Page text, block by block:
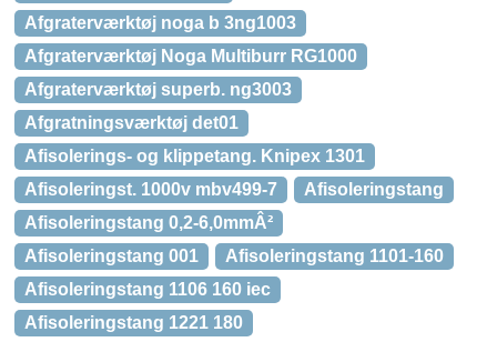
Afgraterværktøj noga b 3ng1003
Afgraterværktøj Noga Multiburr RG1000
Afgraterværktøj superb. ng3003
Afgratningsværktøj det01
Afisolerings- og klippetang. Knipex 1301
Afisoleringst. 1000v mbv499-7
Afisoleringstang
Afisoleringstang 0,2-6,0mmÂ²
Afisoleringstang 001
Afisoleringstang 1101-160
Afisoleringstang 1106 160 iec
Afisoleringstang 1221 180